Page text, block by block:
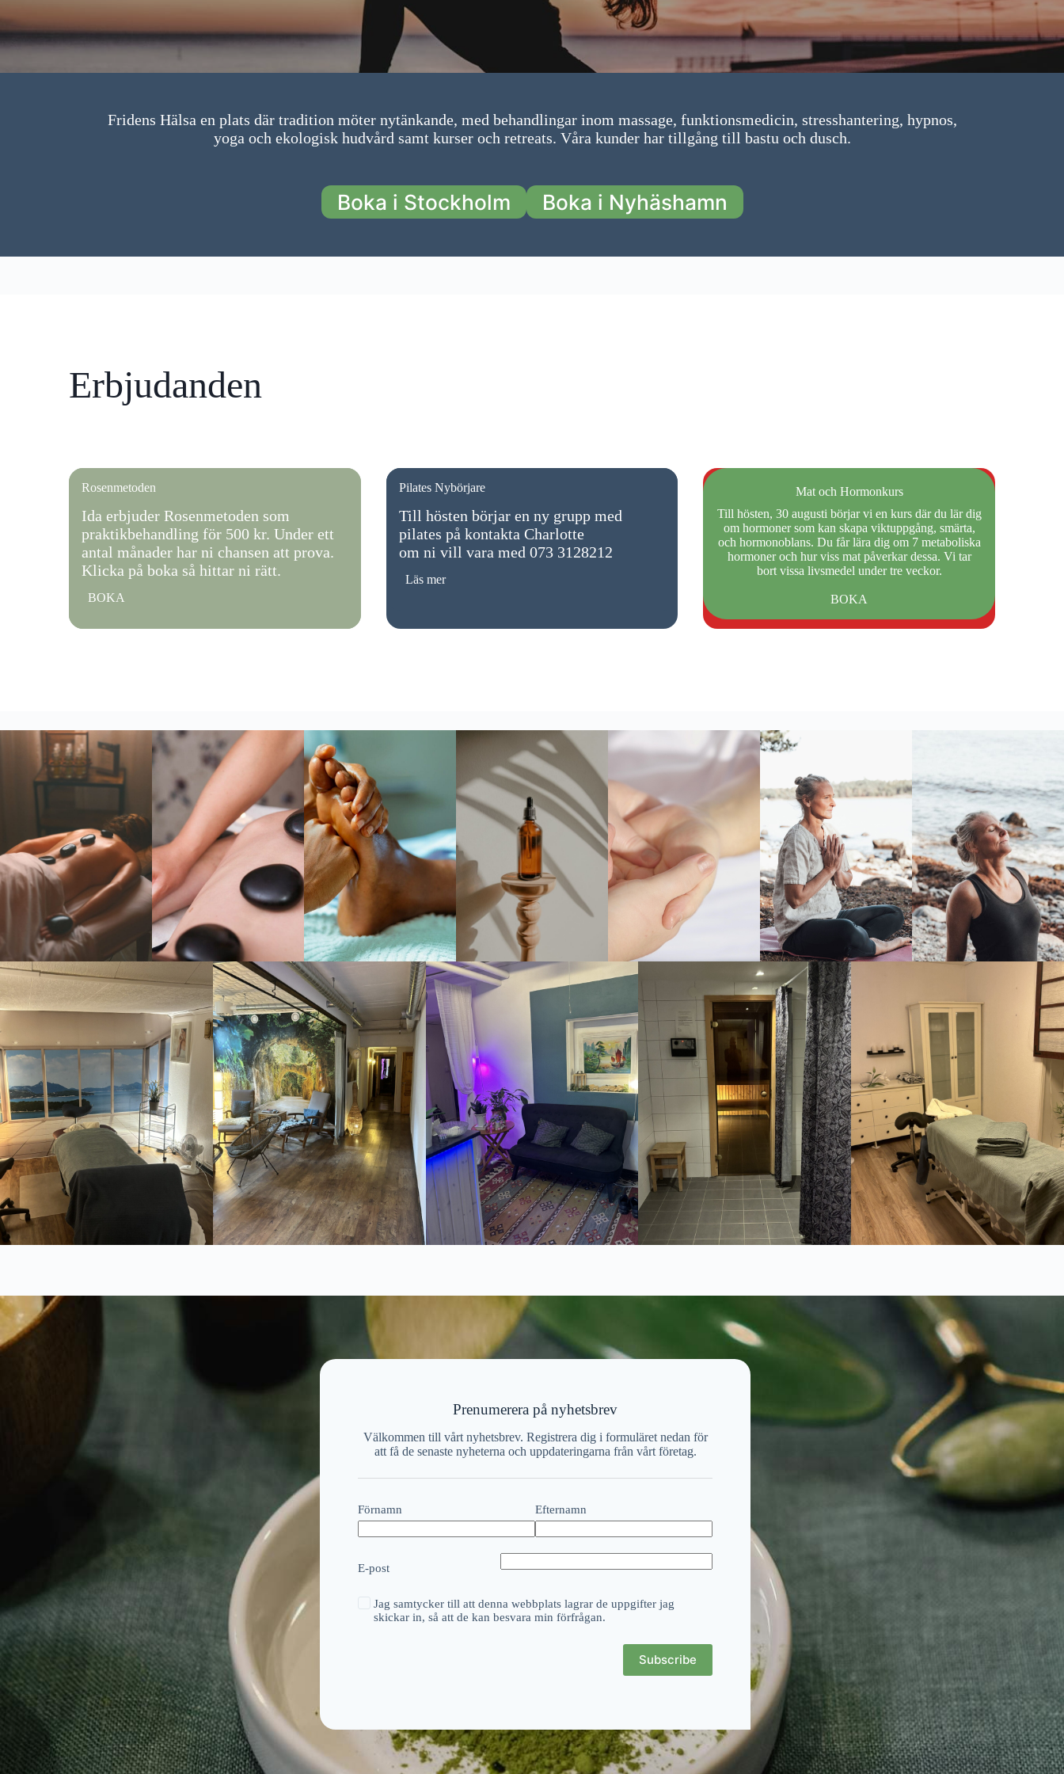
Fridens Hälsa en plats där tradition möter nytänkande, med behandlingar inom massage, funktionsmedicin, stresshantering, hypnos,
yoga och ekologisk hudvård samt kurser och retreats. Våra kunder har tillgång till bastu och dusch.
Boka i Stockholm Boka i Nyhäshamn
Erbjudanden
Rosenmetoden
Ida erbjuder Rosenmetoden som
praktikbehandling för 500 kr. Under ett
antal månader har ni chansen att prova.
Klicka på boka så hittar ni rätt.
BOKA
Pilates Nybörjare
Till hösten börjar en ny grupp med
pilates på kontakta Charlotte
om ni vill vara med 073 3128212
Läs mer
Mat och Hormonkurs
Till hösten, 30 augusti börjar vi en kurs där du lär dig
om hormoner som kan skapa viktuppgång, smärta,
och hormonoblans. Du får lära dig om 7 metaboliska
hormoner och hur viss mat påverkar dessa. Vi tar
bort vissa livsmedel under tre veckor.
BOKA
Prenumerera på nyhetsbrev
Välkommen till vårt nyhetsbrev. Registrera dig i formuläret nedan för
att få de senaste nyheterna och uppdateringarna från vårt företag.
Förnamn Efternamn
E-post
Jag samtycker till att denna webbplats lagrar de uppgifter jag
skickar in, så att de kan besvara min förfrågan.
Subscribe